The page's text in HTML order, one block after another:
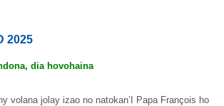
2025
dia hovohaina
volana jolay izao no natokan’I Papa François ho